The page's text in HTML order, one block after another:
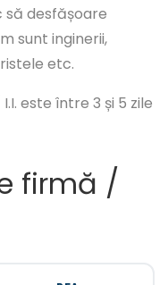
să desfășoare
sunt inginerii,
etc.
este între 3 și 5 zile
firmă /